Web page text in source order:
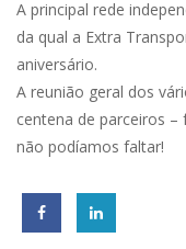
A principal rede
da qual a Extra
aniversário.
A reunião geral dos
centena de parceiros
não podíamos faltar!